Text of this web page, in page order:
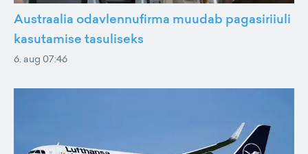
Austraalia odavlennufirma muudab pagasiriiuli
kasutamise tasuliseks
6. aug 07:46